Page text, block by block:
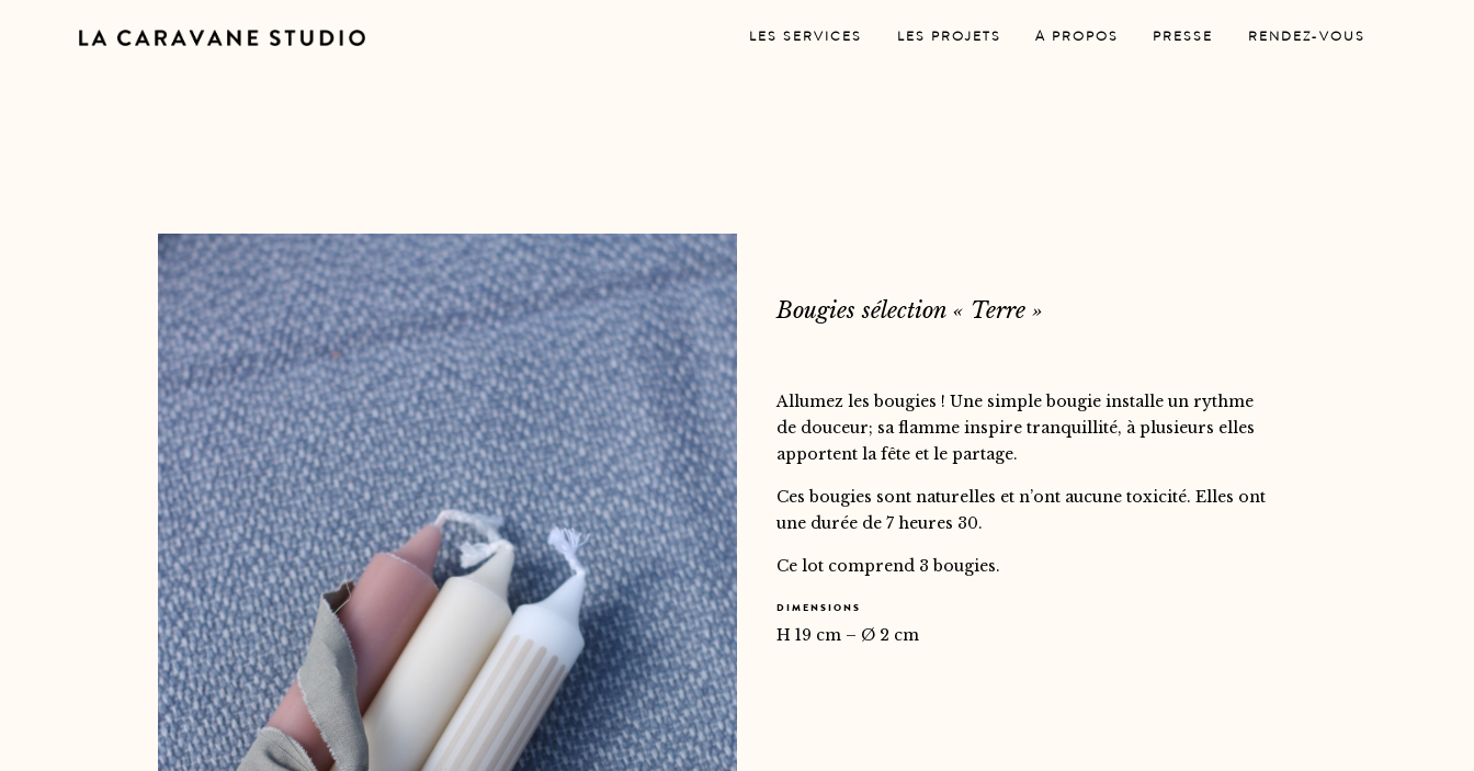
LES SERVICES LES PROJETS A PROPOS PRESSE RENDEZ-VOUS
Bougies sélection « Terre »
Allumez les bougies ! Une simple bougie installe un rythme
de douceur; sa flamme inspire tranquillité, à plusieurs elles
apportent la fête et le partage.
Ces bougies sont naturelles et n’ont aucune toxicité. Elles ont
une durée de 7 heures 30.
Ce lot comprend 3 bougies.
DIMENSIONS
H 19 cm – Ø 2 cm